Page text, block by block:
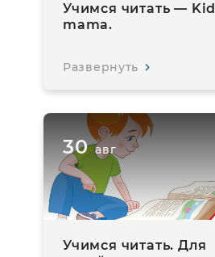
Учимся читать —
mama.
Развернуть
30 авг
Учимся читать. Для